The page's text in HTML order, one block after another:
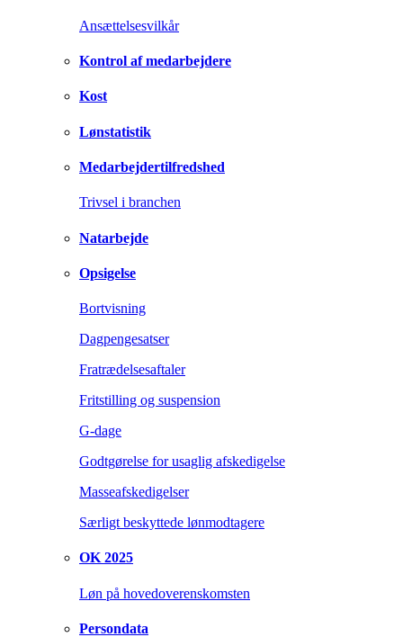
Ansættelsesvilkår
Kontrol af medarbejdere
Kost
Lønstatistik
Medarbejdertilfredshed
Trivsel i branchen
Natarbejde
Opsigelse
Bortvisning
Dagpengesatser
Fratrædelsesaftaler
Fritstilling og suspension
G-dage
Godtgørelse for usaglig afskedigelse
Masseafskedigelser
Særligt beskyttede lønmodtagere
OK 2025
Løn på hovedoverenskomsten
Persondata